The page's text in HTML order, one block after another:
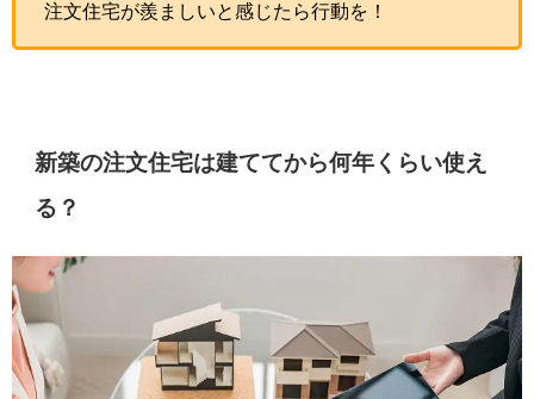
注文住宅が羨ましいと感じたら行動を！
新築の注文住宅は建ててから何年くらい使え
る？